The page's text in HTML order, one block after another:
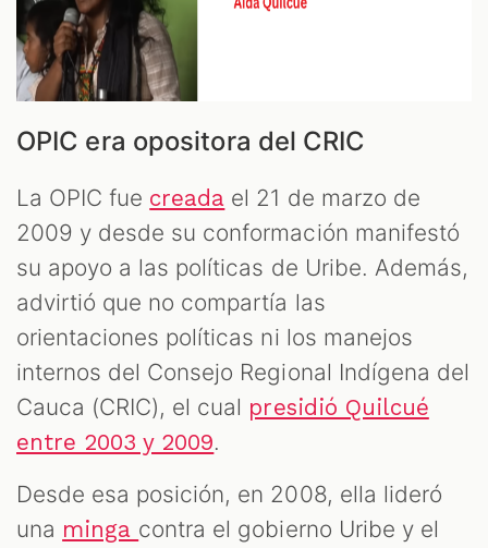
OPIC era opositora del CRIC
La OPIC fue creada el 21 de marzo de
2009 y desde su conformación manifestó
su apoyo a las políticas de Uribe. Además,
advirtió que no compartía las
orientaciones políticas ni los manejos
internos del Consejo Regional Indígena del
Cauca (CRIC), el cual presidió Quilcué
entre 2003 y 2009.
Desde esa posición, en 2008, ella lideró
una minga contra el gobierno Uribe y el